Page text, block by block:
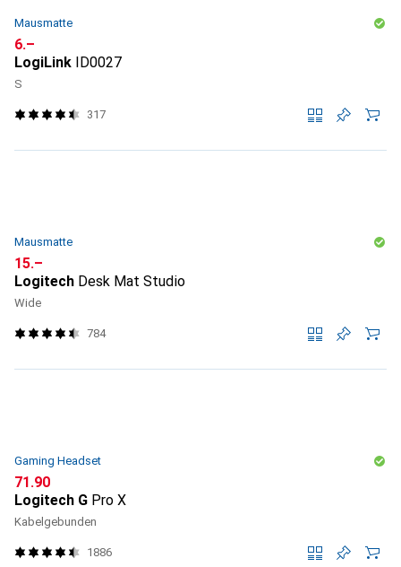
Mausmatte
CHF
6.–
LogiLink ID0027
S
317
Mausmatte
CHF
15.–
Logitech Desk Mat Studio
Wide
784
Gaming Headset
CHF
71.90
Logitech G Pro X
Kabelgebunden
1886